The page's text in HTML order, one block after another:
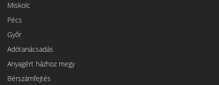
Miskolc
Pécs
Győr
Adótanácsadás
Anyagért házhoz megy
Bérszámfejtés